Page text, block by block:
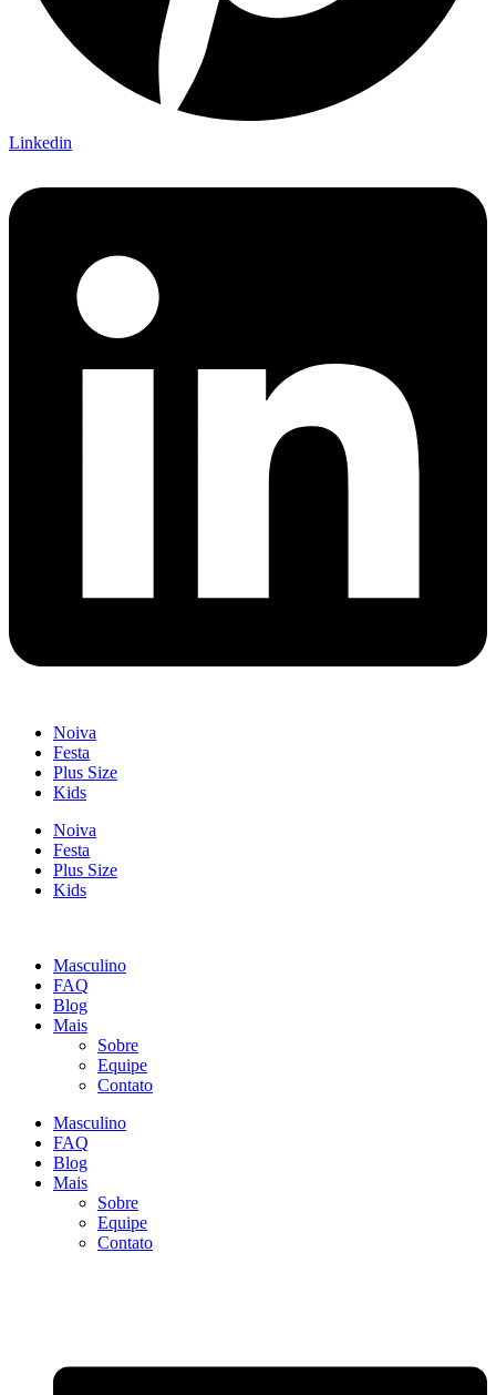
Linkedin
Noiva
Festa
Plus Size
Kids
Noiva
Festa
Plus Size
Kids
Masculino
FAQ
Blog
Mais
Sobre
Equipe
Contato
Masculino
FAQ
Blog
Mais
Sobre
Equipe
Contato